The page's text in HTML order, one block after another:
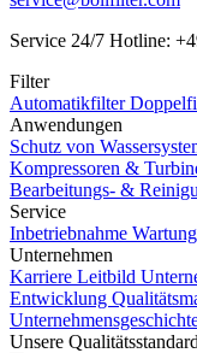
Service 24/7 Hotline:
Filter
Automatikfilter
Anwendungen
Schutz von
Kompressoren &
Bearbeitungs- &
Service
Inbetriebnahme Wartung
Unternehmen
Karriere Leitbild
Entwicklung
Unsere